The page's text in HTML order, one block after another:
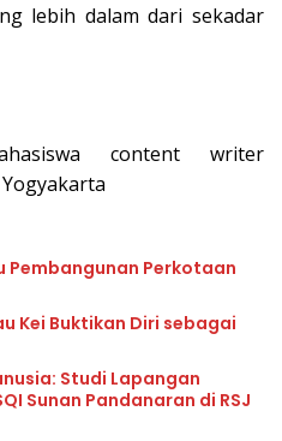
lebih dalam dari sekadar
content writer
Pembangunan Perkotaan
Kei Buktikan Diri sebagai
Studi Lapangan
Sunan Pandanaran di RSJ